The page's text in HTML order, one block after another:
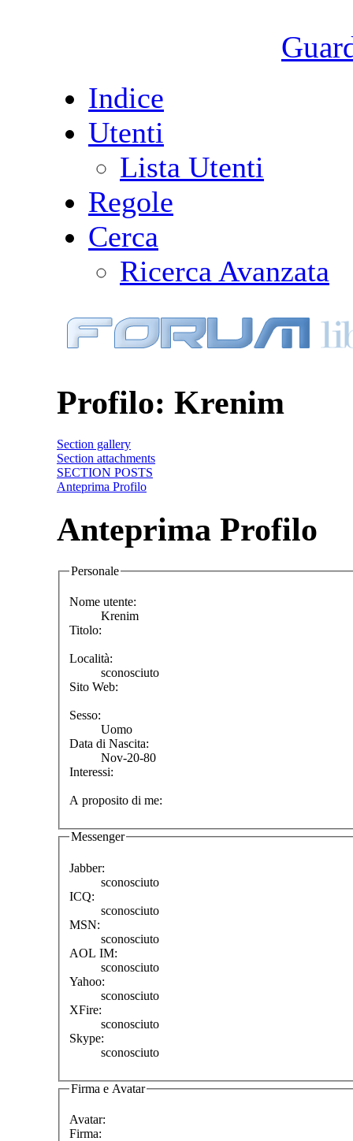
Indice
Utenti
Lista Utenti
Regole
Cerca
Ricerca Avanzata
Profilo: Krenim
Section gallery
Section attachments
SECTION POSTS
Anteprima Profilo
Anteprima Profilo
Personale
Nome utente:
Krenim
Titolo:
Località:
sconosciuto
Sito Web:
Sesso:
Uomo
Data di Nascita:
Nov-20-80
Interessi:
A proposito di me:
Messenger
Jabber:
sconosciuto
ICQ:
sconosciuto
MSN:
sconosciuto
AOL IM:
sconosciuto
Yahoo:
sconosciuto
XFire:
sconosciuto
Skype:
sconosciuto
Firma e Avatar
Avatar:
Firma: